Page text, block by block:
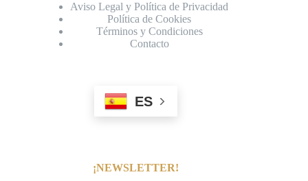
Aviso Legal y Política de Privacidad
Política de Cookies
Términos y Condiciones
Contacto
ES
¡NEWSLETTER!